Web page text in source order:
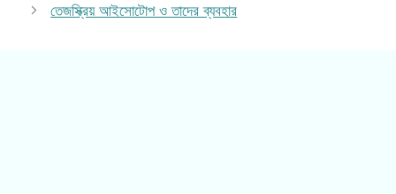
তেজস্ক্রিয় আইসোটোপ ও তাদের ব্যবহার